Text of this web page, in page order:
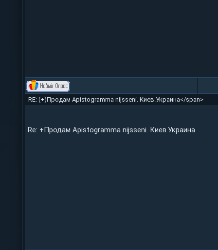
RE: (+)Продам Apistogramma nijsseni. Киев.Украина</span>
Re: +Продам Apistogramma nijsseni. Киев.Украина